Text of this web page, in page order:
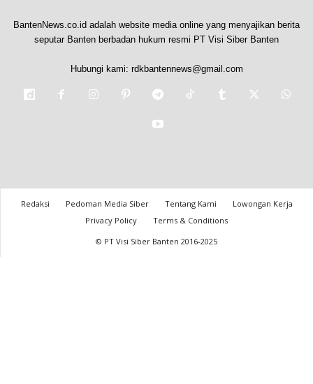
BantenNews.co.id adalah website media online yang menyajikan berita
seputar Banten berbadan hukum resmi PT Visi Siber Banten
Hubungi kami: rdkbantennews@gmail.com
Redaksi Pedoman Media Siber Tentang Kami
Lowongan Kerja
Privacy Policy
Terms & Conditions
© PT Visi Siber Banten 2016-2025